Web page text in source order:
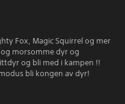
Fox, Magic Squirrel og mer
morsomme dyr og
og bli med i kampen !!
bli kongen av dyr!